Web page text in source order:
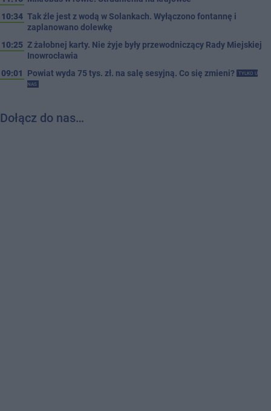
10:34 Tak źle jest z wodą w Solankach. Wyłączono fontannę i
zaplanowano dolewkę
10:25 Z żałobnej karty. Nie żyje były przewodniczący Rady Miejskiej
Inowrocławia
09:01
Powiat wyda 75 tys. zł. na salę sesyjną. Co się zmieni?
TYLKO U
NAS
Dołącz do nas…